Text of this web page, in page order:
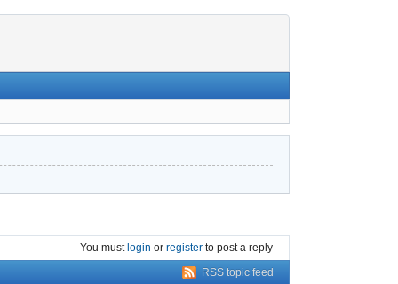
You must login or register to post a reply
RSS topic feed